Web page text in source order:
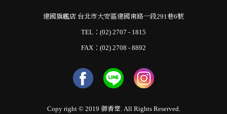
建國旗艦店 台北市大安區建國南路一段291巷6號
TEL：(02) 2707 - 1815
FAX：(02) 2708 - 8892
Copy right © 2019 御香堂. All Rights Reserved.